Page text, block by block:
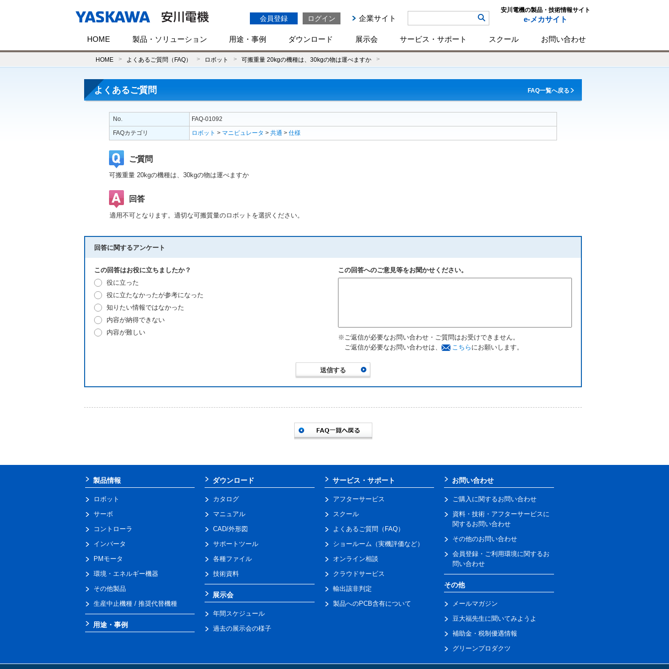
会員登録 ログイン 企業サイト
安川電機の製品・技術情報サイト
e-メカサイト
HOME 製品・ソリューション 用途・事例 ダウンロード 展示会 サービス・サポート スクール お問い合わせ
HOME よくあるご質問（FAQ） ロボット 可搬重量 20kgの機種は、30kgの物は運べますか
よくあるご質問 FAQ一覧へ戻る
No.
FAQ-01092
FAQカテゴリ
ロボット > マニピュレータ > 共通 > 仕様
ご質問
可搬重量 20kgの機種は、30kgの物は運べますか
回答
適用不可となります。適切な可搬質量のロボットを選択ください。
回答に関するアンケート
この回答はお役に立ちましたか？
役に立った
役に立たなかったが参考になった
知りたい情報ではなかった
内容が納得できない
内容が難しい
この回答へのご意見等をお聞かせください。
※ご返信が必要なお問い合わせ・ご質問はお受けできません。
ご返信が必要なお問い合わせは、
こちら にお願いします。
製品情報
ロボット
サーボ
コントローラ
インバータ
PMモータ
環境・エネルギー機器
その他製品
生産中止機種 / 推奨代替機種
用途・事例
ダウンロード
カタログ
マニュアル
CAD/外形図
サポートツール
各種ファイル
技術資料
展示会
年間スケジュール
過去の展示会の様子
サービス・サポート
アフターサービス
スクール
よくあるご質問（FAQ）
ショールーム（実機評価など）
オンライン相談
クラウドサービス
輸出該非判定
製品へのPCB含有について
お問い合わせ
ご購入に関するお問い合わせ
資料・技術・アフターサービスに
関するお問い合わせ
その他のお問い合わせ
会員登録・ご利用環境に関するお
問い合わせ
その他
メールマガジン
豆大福先生に聞いてみようよ
補助金・税制優遇情報
グリーンプロダクツ